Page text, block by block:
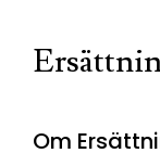
Om